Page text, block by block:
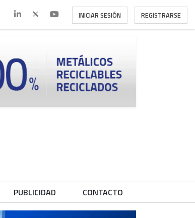
INICIAR SESIÓN REGISTRARSE
PUBLICIDAD CONTACTO